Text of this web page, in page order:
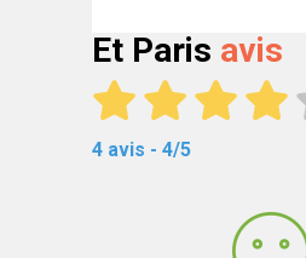
Et Paris avis
4 avis - 4/5